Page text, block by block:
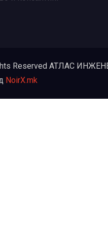
Reserved АТЛАС
NoirX.mk